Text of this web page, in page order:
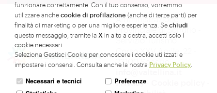
funzionare correttamente. Con il tuo consenso, vorremmo
utilizzare anchecookie di profilazione (anche di terze parti) per
finalità di marketing o per una migliore esperienza. Sechiudi
questo messaggio, tramite la X in alto a destra, accetti solo i
cookie necessari.
Seleziona Gestisci Cookie per conoscere i cookie utilizzati e
impostare i consensi. Consulta anche la nostra Privacy Policy
Necessari e tecnici
Preferenze
Amministrazione
Provinciale di Sondrio -
Servizio Turismo
Corso XXV Aprile, 22 -
23100 Sondrio -
info@valtellina.it-
Privacy-